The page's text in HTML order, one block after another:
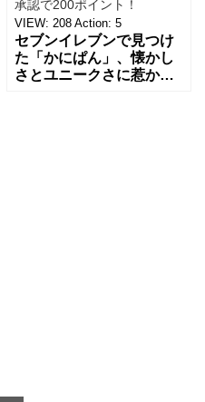
承認で200ポイント！
VIEW: 208 Action: 5
セブンイレブンで見つけ
た「かにぱん」、懐かし
さとユニークさに惹かれ